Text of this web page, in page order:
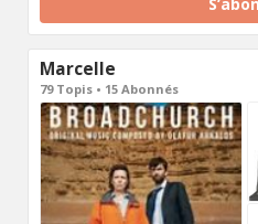
Marcelle
79 Topis • 15 Abonnés